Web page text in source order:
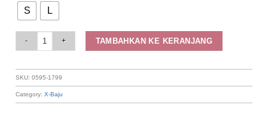
S L
TAMBAHKAN KE KERANJANG
SKU:0595-1799
Category:X-Baju